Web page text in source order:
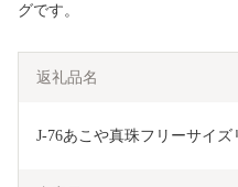
グです。
返礼品名
J-76あこや真珠フリーサイズ